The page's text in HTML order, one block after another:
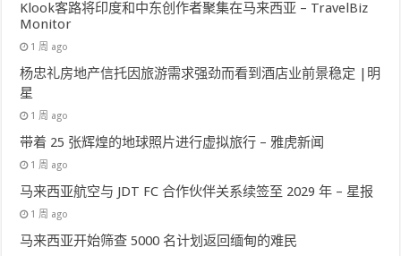
Klook客路将印度和中东创作者聚集在马来西亚 – TravelBiz
Monitor
1 周 ago
杨忠礼房地产信托因旅游需求强劲而看到酒店业前景稳定 |明
星
1 周 ago
带着 25 张辉煌的地球照片进行虚拟旅行 – 雅虎新闻
1 周 ago
马来西亚航空与 JDT FC 合作伙伴关系续签至 2029 年 – 星报
1 周 ago
马来西亚开始筛查 5000 名计划返回缅甸的难民